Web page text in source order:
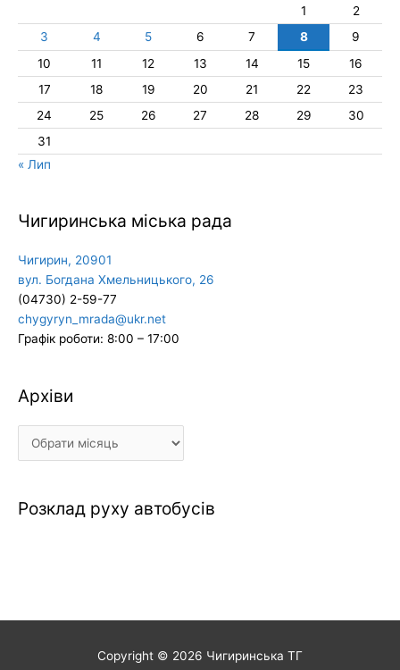
1
2
3
4 5 6 7 8
9
10
11 12 13 14 15
16
17
18 19 20 21 22
23
24
25 26 27 28 29
30
31
« Лип
Чигиринська міська рада
Чигирин, 20901
вул. Богдана Хмельницького, 26
(04730) 2-59-77
chygyryn_mrada@ukr.net
Графік роботи: 8:00 – 17:00
Архіви
Архіви
Розклад руху автобусів
Copyright © 2026 Чигиринська ТГ